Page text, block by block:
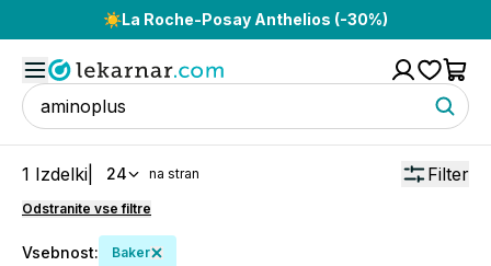
☀️La Roche-Posay Anthelios (-30%)
1 Izdelki 24 na stran Filter
Odstranite vse filtre
Vsebnost: Baker